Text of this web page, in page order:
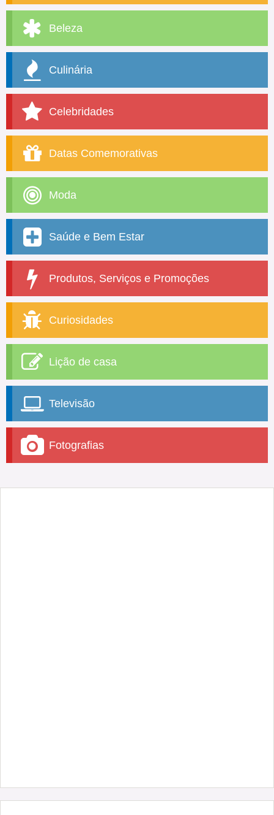
Beleza
Culinária
Celebridades
Datas Comemorativas
Moda
Saúde e Bem Estar
Produtos, Serviços e Promoções
Curiosidades
Lição de casa
Televisão
Fotografias